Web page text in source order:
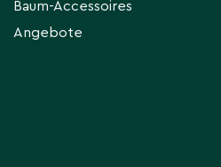
Baum-Accessoires
Angebote